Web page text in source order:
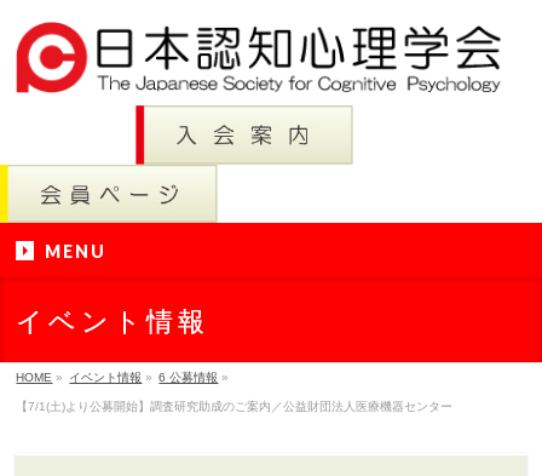
MENU
イベント情報
HOME » イベント情報 » 6 公募情報 »
【7/1(土)より公募開始】調査研究助成のご案内／公益財団法人医療機器センター